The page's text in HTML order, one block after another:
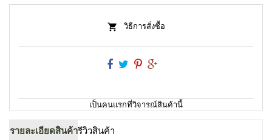
วิธีการสั่งซื้อ
เป็นคนแรกที่วิจารณ์สินค้านี้
รายละเอียดสินค้ารีวิวสินค้า